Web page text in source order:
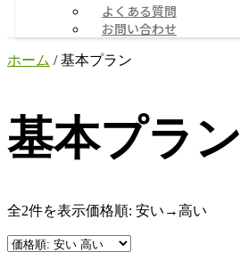
よくある質問
お問い合わせ
ホーム / 基本プラン
基本プラン
全2件を表示価格順: 安い→高い